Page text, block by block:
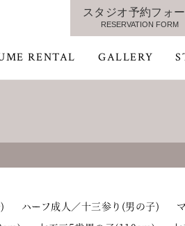
RENTAL GALLERY
スタジオ予約フォ
RESERVATION FORM
ハーフ成人／十三参り(男の子)